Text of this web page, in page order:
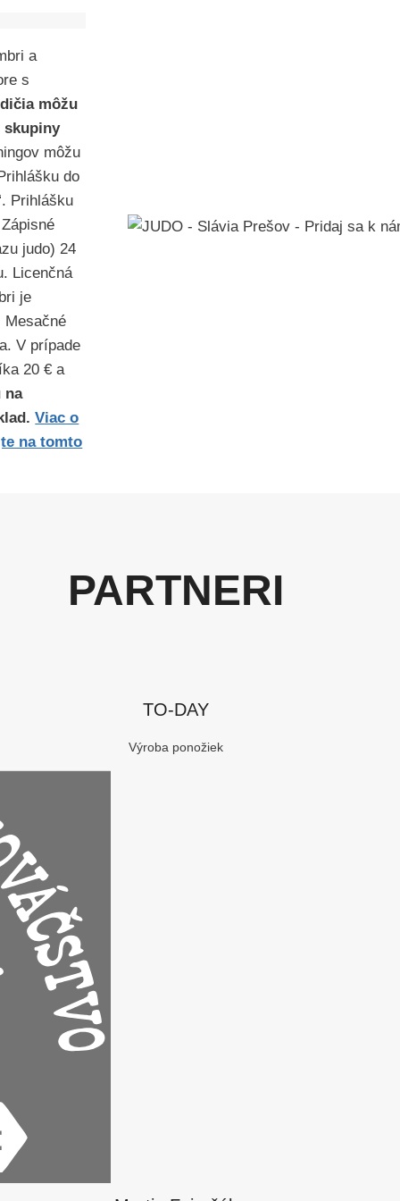
a
s
môžu
skupiny
môžu
do
Prihlášku
judo) 24
Licenčná
je
Mesačné
V prípade
20 € a
na
Viac o
na tomto
PARTNERI
TO-DAY
Výroba ponožiek